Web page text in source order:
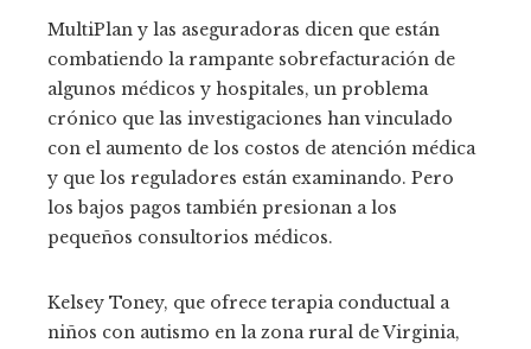
MultiPlan y las aseguradoras dicen que están
combatiendo la rampante sobrefacturación de
algunos médicos y hospitales, un problema
crónico que las investigaciones han vinculado
con el aumento de los costos de atención médica
y que los reguladores están examinando. Pero
los bajos pagos también presionan a los
pequeños consultorios médicos.
Kelsey Toney, que ofrece terapia conductual a
niños con autismo en la zona rural de Virginia,